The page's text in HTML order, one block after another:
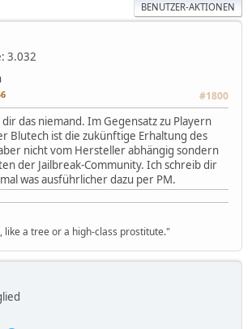
BENUTZER-AKTIONEN
3.032
#1800
das niemand. Im Gegensatz zu Playern
Blutech ist die zukünftige Erhaltung des
nicht vom Hersteller abhängig sondern
der Jailbreak-Community. Ich schreib dir
was ausführlicher dazu per PM.
like a tree or a high-class prostitute."